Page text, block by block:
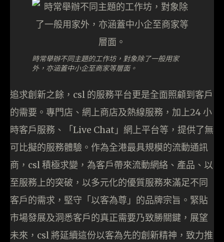
時常舉辦不同主題的工作坊，對象除了一般用家
外，亦涵蓋中小企至商家等層面。
追求創新之餘，csl 的服務平台更是全面照顧到客戶
的需要。專門店、網上商店及熱線服務，加上24 小
時客戶服務、「Live Chat」網上平台等，提供了無
可比擬的服務體驗。作為全港最具規模的流動通訊
商，csl 積極求變，為客戶帶來流動網絡、產品、以
至服務上的突破，以多元化的優質服務來滿足不同
客戶的需求，堅守「以客為尊」的品牌宗旨。緊貼
市場發展及洞悉客戶的真正需要乃致勝關鍵，展望
未來，csl 將延續這份以客為先的創新精神，致力推